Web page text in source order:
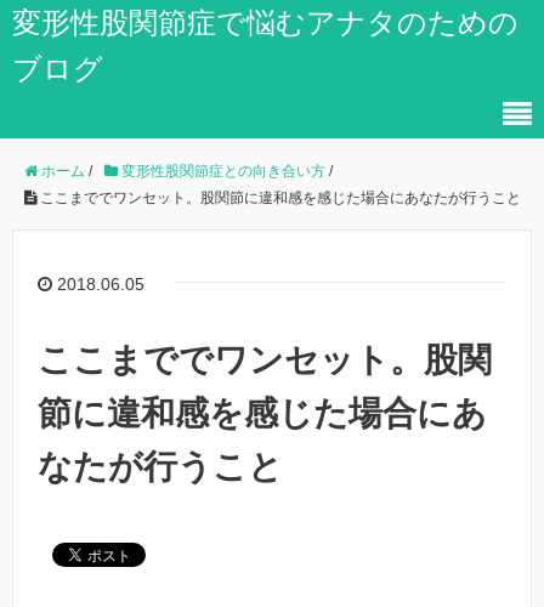
変形性股関節症で悩むアナタのための
ブログ
ホーム / 変形性股関節症との向き合い方 /
ここまででワンセット。股関節に違和感を感じた場合にあなたが行うこと
2018.06.05
ここまででワンセット。股関
節に違和感を感じた場合にあ
なたが行うこと